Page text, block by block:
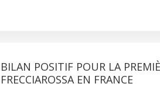
BILAN POSITIF POUR LA
FRECCIAROSSA EN FRANCE